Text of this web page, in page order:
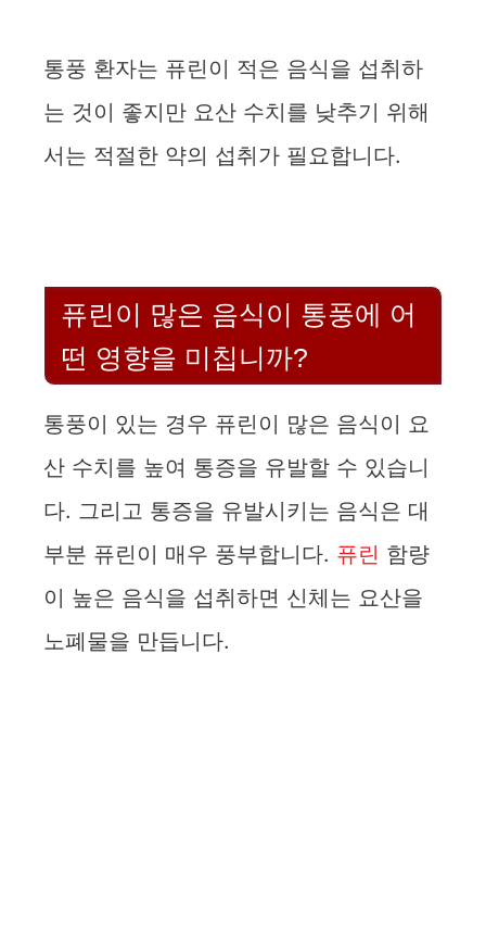
통풍 환자는 퓨린이 적은 음식을 섭취하
는 것이 좋지만 요산 수치를 낮추기 위해
서는 적절한 약의 섭취가 필요합니다.
퓨린이 많은 음식이 통풍에 어
떤 영향을 미칩니까?
통풍이 있는 경우 퓨린이 많은 음식이 요
산 수치를 높여 통증을 유발할 수 있습니
다. 그리고 통증을 유발시키는 음식은 대
부분 퓨린이 매우 풍부합니다. 퓨린 함량
이 높은 음식을 섭취하면 신체는 요산을
노폐물을 만듭니다.